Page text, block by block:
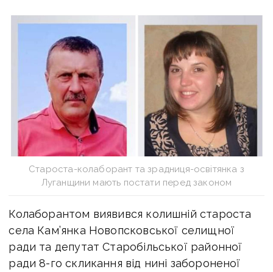
Староста-колаборант та зрадниця-освітянка з
Луганщини мають постати перед законом
Колаборантом виявився колишній староста
села Кам’янка Новопсковської селищної
ради та депутат Старобільської районної
ради 8-го скликання від нині забороненої